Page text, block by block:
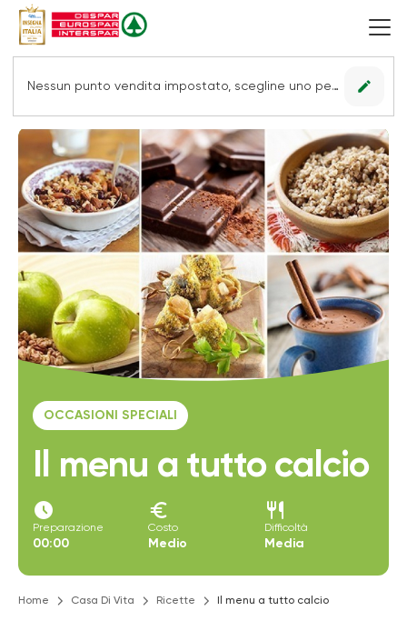
Nessun punto vendita impostato, scegline uno per vedere le offerte. edit
OCCASIONI SPECIALI
Il menu a tutto calcio
access_time_filled
Preparazione
00:00
euro
Costo
Medio
restaurant
Difficoltà
Media
Home Casa Di Vita Ricette Il menu a tutto calcio